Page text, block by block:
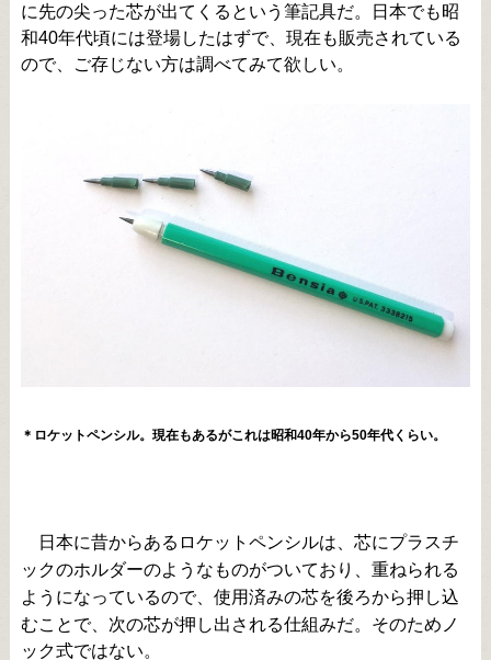
に先の尖った芯が出てくるという筆記具だ。日本でも昭
和40年代頃には登場したはずで、現在も販売されている
ので、ご存じない方は調べてみて欲しい。
＊ロケットペンシル。現在もあるがこれは昭和40年から50年代くらい。
日本に昔からあるロケットペンシルは、芯にプラスチ
ックのホルダーのようなものがついており、重ねられる
ようになっているので、使用済みの芯を後ろから押し込
むことで、次の芯が押し出される仕組みだ。そのためノ
ック式ではない。